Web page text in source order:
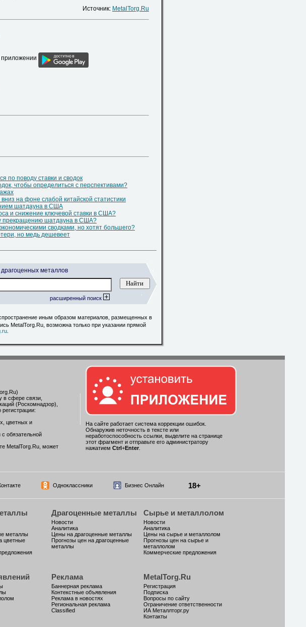
Источник: MetalTorg.Ru
по поводу ставки и сводок
чтобы определиться с перспективами?
на фоне слабой китайской статистики
шатдауна в США
и снижение ключевой ставки в США?
прекращению шатдауна в США?
сводками, но хотят большего?
но медь дешевеет
металлов
расширенный поиск
иным образом материалов, размещенных в
MetalTorg.Ru, возможна только при указании прямой
в сфере связи,
(Роскомнадзор),
цветных и
обязательной
MetalTorg.Ru, может
На сайте работает система коррекции ошибок.
Обнаружив неточность в тексте или
неработоспособность ссылки, выделите на странице
этот фрагмент и отправьте его администратору
нажатием Ctrl+Enter.
Одноклассники Бизнес Онлайн 18+
металлы
цветные
Драгоценные металлы
Новости
Аналитика
Цены на драгоценные металлы
Прогнозы цен на драгоценные
металлы
Сырье и металлолом
Новости
Аналитика
Цены на сырье и металлолом
Прогнозы цен на сырье и
металлолом
Коммерческие предложения
Реклама
Баннерная реклама
Контекстные объявления
Реклама в новостях
Региональная реклама
Classified
MetalTorg.Ru
Регистрация
Подписка
Вопросы по сайту
Ограничение ответственности
ИА Металлторг.ру
Контакты